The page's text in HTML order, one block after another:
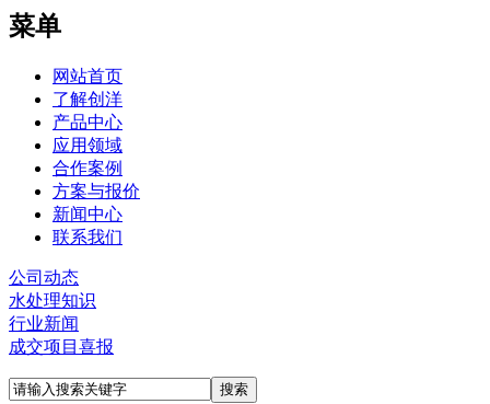
菜单
网站首页
了解创洋
产品中心
应用领域
合作案例
方案与报价
新闻中心
联系我们
公司动态
水处理知识
行业新闻
成交项目喜报